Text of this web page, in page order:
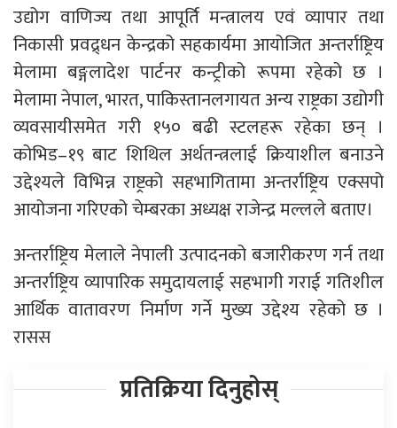
उद्योग वाणिज्य तथा आपूर्ति मन्त्रालय एवं व्यापार तथा
निकासी प्रवद्र्धन केन्द्रको सहकार्यमा आयोजित अन्तर्राष्ट्रिय
मेलामा बङ्गलादेश पार्टनर कन्ट्रीको रूपमा रहेको छ ।
मेलामा नेपाल, भारत, पाकिस्तानलगायत अन्य राष्ट्रका उद्योगी
व्यवसायीसमेत गरी १५० बढी स्टलहरू रहेका छन् ।
कोभिड–१९ बाट शिथिल अर्थतन्त्रलाई क्रियाशील बनाउने
उद्देश्यले विभिन्न राष्ट्रको सहभागितामा अन्तर्राष्ट्रिय एक्सपो
आयोजना गरिएको चेम्बरका अध्यक्ष राजेन्द्र मल्लले बताए।
अन्तर्राष्ट्रिय मेलाले नेपाली उत्पादनको बजारीकरण गर्न तथा
अन्तर्राष्ट्रिय व्यापारिक समुदायलाई सहभागी गराई गतिशील
आर्थिक वातावरण निर्माण गर्ने मुख्य उद्देश्य रहेको छ ।
रासस
प्रतिक्रिया दिनुहोस्